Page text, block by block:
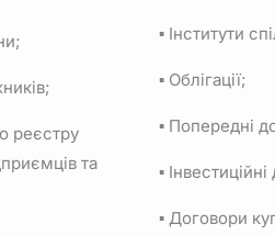
реєстру
та
▪ Інститути
▪ Облігації;
▪ Попередні
▪
▪ Договори